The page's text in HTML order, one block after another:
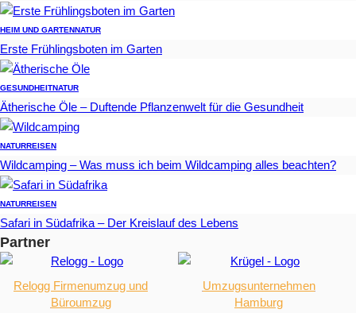
HEIM UND GARTENNATUR
Erste Frühlingsboten im Garten
GESUNDHEITNATUR
Ätherische Öle – Duftende Pflanzenwelt für die Gesundheit
NATURREISEN
Wildcamping – Was muss ich beim Wildcamping alles beachten?
NATURREISEN
Safari in Südafrika – Der Kreislauf des Lebens
Partner
Relogg Firmenumzug und
Büroumzug
Umzugsunternehmen
Hamburg